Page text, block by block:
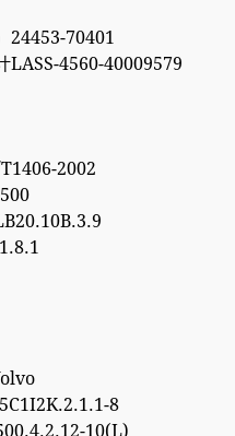
24453-70401
LASS-4560-40009579
2002
8
10(L)